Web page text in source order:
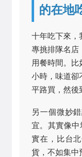
的在地
十年吃下來，
專挑排隊名店
用餐時間。
小時，味道卻
平路買，然後
另一個微妙
宜。其實像
實在，比台
貨，不如集中